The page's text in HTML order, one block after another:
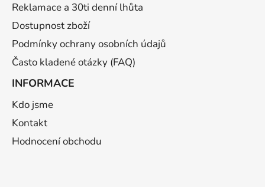
Reklamace a 30ti denní lhůta
Dostupnost zboží
Podmínky ochrany osobních údajů
Často kladené otázky (FAQ)
INFORMACE
Kdo jsme
Kontakt
Hodnocení obchodu